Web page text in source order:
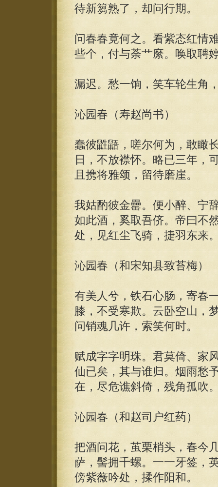
待新篘熟了，却问行期。
问春春竟何之。看紫态红情
些个，付与荼艹縻。唤取聘
漏迟。愁一饷，笑车轮生角
沁园春（寿赵尚书）
蠢彼鼪鼯，嗟尔何为，敢瞰
日，不放襟怀。略已三年，
且携将雅颂，留待磨崖。
我姑酌彼金罍。便小醉、宁
如此酒，奚取吾侪。帝曰不
处，见红尘飞骑，捷羽东来
沁园春（和宋知县致苔梅）
有美人兮，铁石心肠，寄春
膝，不受寒欺。云卧空山，
问销魂几许，索笑何时。
赋成字字明珠。君莫倚、家
仙已矣，其与谁归。烟雨愁
在，尽危谯斜倚，残角孤吹
沁园春（和赵司户红药）
把酒问花，茧栗梢头，春今
萨，髻拥千螺。一一牙签，
傍紫薇吟处，揉作阳和。